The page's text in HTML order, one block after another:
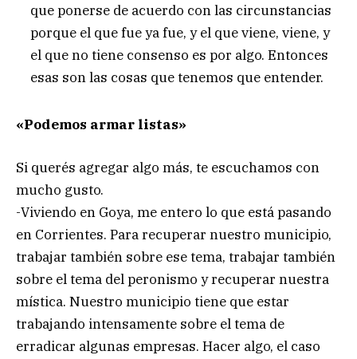
que ponerse de acuerdo con las circunstancias
porque el que fue ya fue, y el que viene, viene, y
el que no tiene consenso es por algo. Entonces
esas son las cosas que tenemos que entender.
«Podemos armar listas»
Si querés agregar algo más, te escuchamos con
mucho gusto.
-Viviendo en Goya, me entero lo que está pasando
en Corrientes. Para recuperar nuestro municipio,
trabajar también sobre ese tema, trabajar también
sobre el tema del peronismo y recuperar nuestra
mística. Nuestro municipio tiene que estar
trabajando intensamente sobre el tema de
erradicar algunas empresas. Hacer algo, el caso